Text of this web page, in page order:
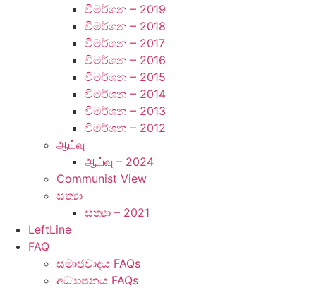
විමර්ශන – 2019
විමර්ශන – 2018
විමර්ශන – 2017
විමර්ශන – 2016
විමර්ශන – 2015
විමර්ශන – 2014
විමර්ශන – 2013
විමර්ශන – 2012
ஆய்வு
ஆய்வு – 2024
Communist View
සත්‍යා
සත්‍යා – 2021
LeftLine
FAQ
සමාජවාදය FAQs
අධ්‍යාපනය FAQs